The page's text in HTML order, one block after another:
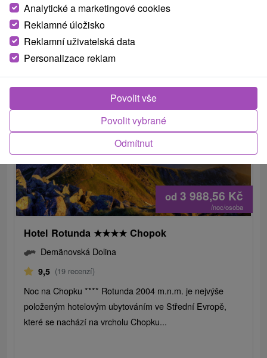
od 3 988,56 Kč
/noc/osoba
Hotel Rotunda ★★★★ Chopok
Demänovská Dolina
9,5 (19 recenzí)
Noc na Chopku **** Rotunda 2004 m.n.m. je nejvýše
položeným hotelovým ubytováním ve Střední Evropě,
které se nachází na vrcholu Chopku...
Analytické a marketingové cookies
Reklamné úložisko
Reklamní uživatelská data
Personalizace reklam
Odmítnut
Povolit vybrané
Povolit vše